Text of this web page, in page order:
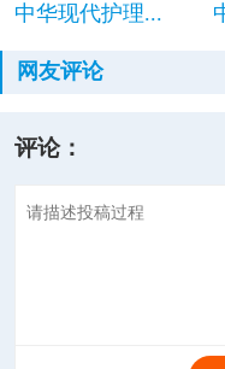
中华现代护理...
网友评论
评论：